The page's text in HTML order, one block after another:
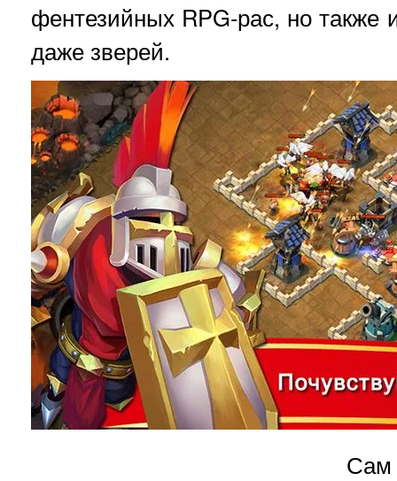
фентезийных RPG-рас, но также
даже зверей.